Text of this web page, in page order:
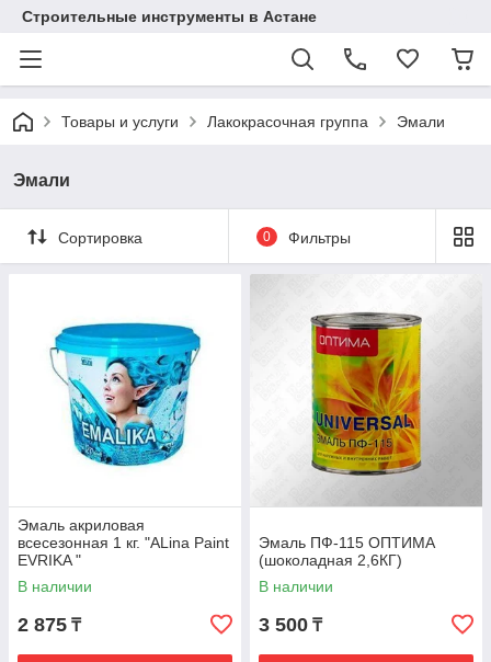
Строительные инструменты в Астане
Товары и услуги Лакокрасочная группа Эмали
Эмали
Сортировка 0 Фильтры
Эмаль акриловая
всесезонная 1 кг. "ALina Paint
EVRIKA "
В наличии
2 875 ₸
Эмаль ПФ-115 ОПТИМА
(шоколадная 2,6КГ)
В наличии
3 500 ₸